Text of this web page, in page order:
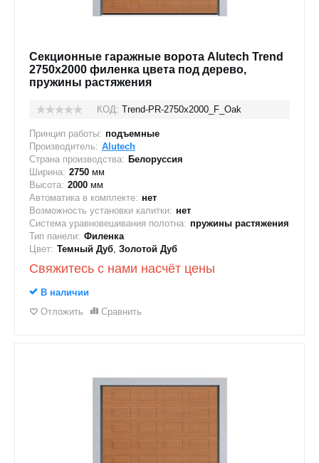
Секционные гаражные ворота Alutech Trend
2750x2000 филенка цвета под дерево,
пружины растяжения
КОД: Trend-PR-2750х2000_F_Oak
Принцип работы: подъемные
Производитель: Alutech
Страна производства: Белоруссия
Ширина: 2750 мм
Высота: 2000 мм
Автоматика в комплекте: нет
Возможность установки калитки: нет
Система уравновешивания полотна: пружины растяжения
Тип панели: Филенка
Цвет: Темный Дуб, Золотой Дуб
Свяжитесь с нами насчёт цены
В наличии
Отложить
Сравнить